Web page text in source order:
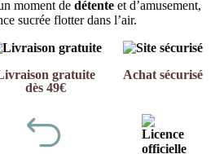
moment de détente et d’amusement,
sucrée flotter dans l’air.
gratuite
dès 49€
Achat sécurisé